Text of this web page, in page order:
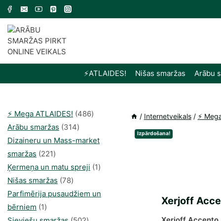
Skip
content
⚡️ATLAIDES! Nišas smaržas Arābu
/ Internetveikals / ⚡️
Izpārdošana!
Xerjoff
⚡️ Mega ATLAIDES! 486486
Arābu smaržas 314314
produkti
Dizaineru un Mass-market
smaržas 221221
produkts
Ķermeņa un matu spreji 11
Nišas smaržas 7878
produkts
Parfimērija pusaudžiem un
bērniem 11